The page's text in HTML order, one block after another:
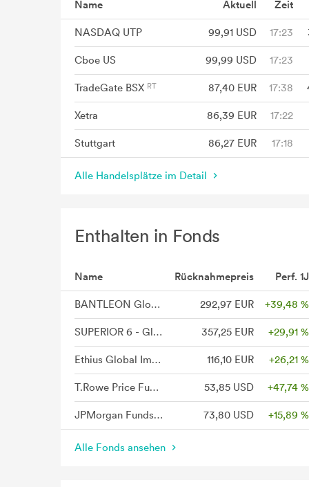
Name Aktuell Zeit
NASDAQ UTP 99,91 USD 17:23
Cboe US 99,99 USD 17:23
TradeGate BSX 87,40 EUR 17:38
Xetra 86,39 EUR 17:22
Stuttgart 86,27 EUR 17:18
Alle Handelsplätze im Detail
Enthalten in Fonds
Name Rücknahmepreis Perf. 1J
BANTLEON Global Challenges Index-Fonds P 292,97 EUR +39,48 %
SUPERIOR 6 - Global Challenges T 357,25 EUR +29,91 %
Ethius Global Impact - Anteilklasse Privat EUR 116,10 EUR +26,21 %
T.Rowe Price Funds SICAV Global Technology Equity Fund A 53,85 USD +47,74 %
JPMorgan Funds - US Technology Fund A (dist) - USD 73,80 USD +15,89 %
Alle Fonds ansehen